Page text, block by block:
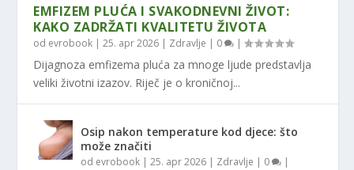
EMFIZEM PLUĆA I SVAKODNEVNI ŽIVOT:
KAKO ZADRŽATI KVALITETU ŽIVOTA
od evrobook |25. apr 2026 | Zdravlje | 0 |
Dijagnoza emfizema pluća za mnoge ljude predstavlja
veliki životni izazov. Riječ je o kroničnoj...
Osip nakon temperature kod djece: što
može značiti
od evrobook |25. apr 2026 | Zdravlje | 0 |